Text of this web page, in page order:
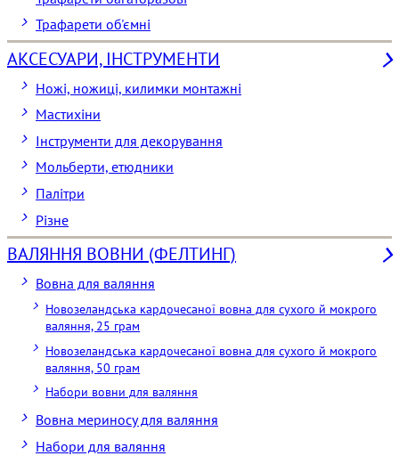
Трафарети об'ємні
АКСЕСУАРИ, ІНСТРУМЕНТИ
Ножі, ножиці, килимки монтажні
Мастихіни
Інструменти для декорування
Мольберти, етюдники
Палітри
Різне
ВАЛЯННЯ ВОВНИ (ФЕЛТИНГ)
Вовна для валяння
Новозеландська кардочесаної вовна для сухого й мокрого
валяння, 25 грам
Новозеландська кардочесаної вовна для сухого й мокрого
валяння, 50 грам
Набори вовни для валяння
Вовна мериносу для валяння
Набори для валяння